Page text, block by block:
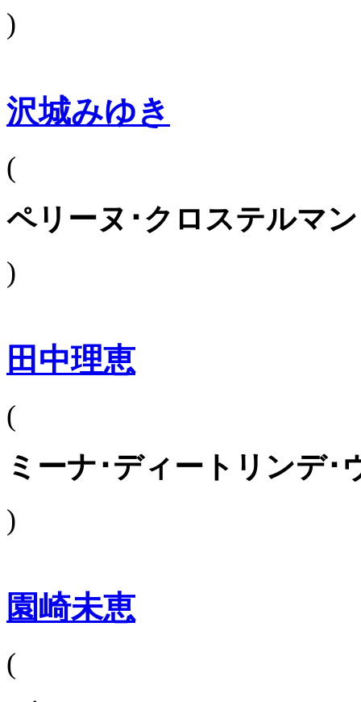
)
沢城みゆき
(
ペリーヌ･クロステルマン
)
田中理恵
(
ミーナ･ディートリンデ･
)
園崎未恵
(